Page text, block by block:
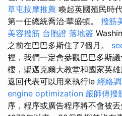
草屯按摩推薦 喚起英國殖民時
第一任總統喬治·華盛頓。 撥筋
美容撥筋 台胞證 落地簽
之前在巴巴多斯住了7個月。
裡，我們一定會參觀巴巴多斯
樓，聖邁克爾大教堂和國家英
返回代表可以用來執行le 經絡
engine optimization 嚴師傅撥
序，程序或廣告程序將不會被丟